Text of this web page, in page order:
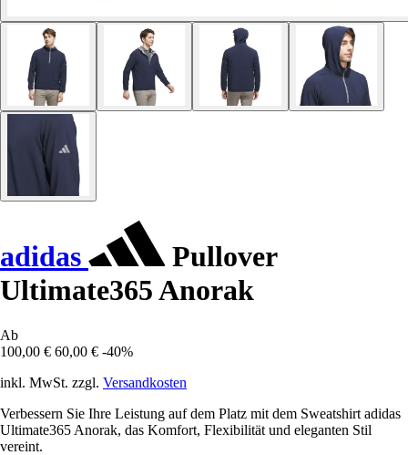
adidas
Pullover
Ultimate365 Anorak
Ab
100,00 € 60,00 € -40%
inkl. MwSt. zzgl. Versandkosten
Verbessern Sie Ihre Leistung auf dem Platz mit dem Sweatshirt adidas
Ultimate365 Anorak, das Komfort, Flexibilität und eleganten Stil
vereint.